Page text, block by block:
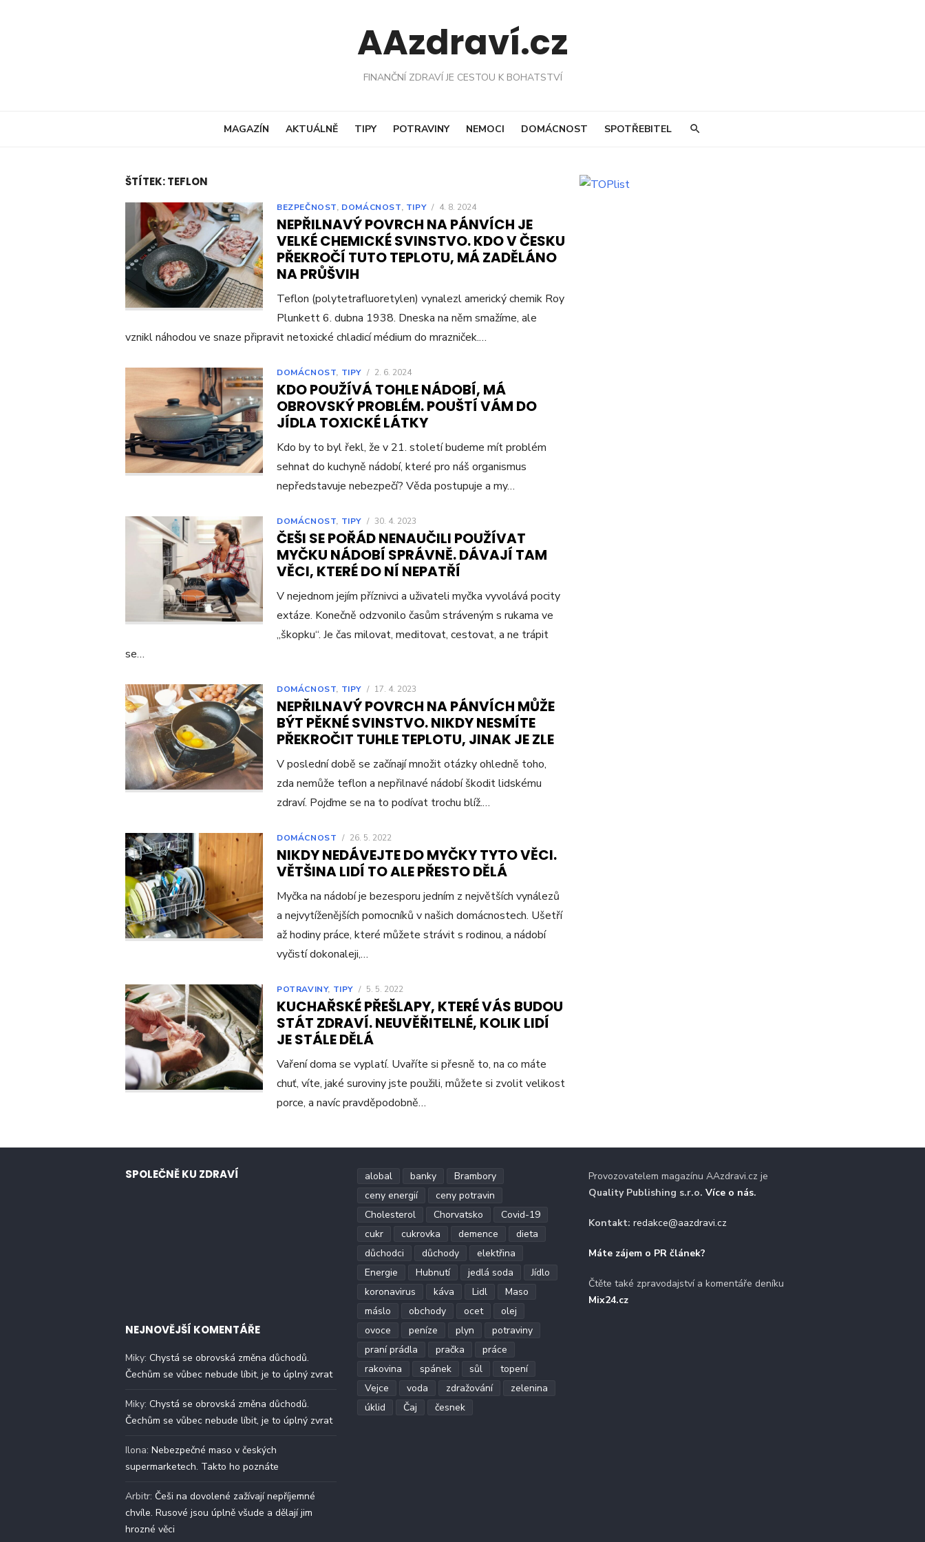
AAzdraví.cz
FINANČNÍ ZDRAVÍ JE CESTOU K BOHATSTVÍ
MAGAZÍN AKTUÁLNĚ TIPY POTRAVINY NEMOCI DOMÁCNOST SPOTŘEBITEL
ŠTÍTEK:TEFLON
BEZPEČNOST, DOMÁCNOST, TIPY / 4. 8. 2024
NEPŘILNAVÝ POVRCH NA PÁNVÍCH JE
VELKÉ CHEMICKÉ SVINSTVO. KDO V ČESKU
PŘEKROČÍ TUTO TEPLOTU, MÁ ZADĚLÁNO
NA PRŮŠVIH
Teflon (polytetrafluoretylen) vynalezl americký chemik Roy
Plunkett 6. dubna 1938. Dneska na něm smažíme, ale
vznikl náhodou ve snaze připravit netoxické chladicí médium do mrazniček.…
DOMÁCNOST, TIPY / 2. 6. 2024
KDO POUŽÍVÁ TOHLE NÁDOBÍ, MÁ
OBROVSKÝ PROBLÉM. POUŠTÍ VÁM DO
JÍDLA TOXICKÉ LÁTKY
Kdo by to byl řekl, že v 21. století budeme mít problém
sehnat do kuchyně nádobí, které pro náš organismus
nepředstavuje nebezpečí? Věda postupuje a my…
DOMÁCNOST, TIPY / 30. 4. 2023
ČEŠI SE POŘÁD NENAUČILI POUŽÍVAT
MYČKU NÁDOBÍ SPRÁVNĚ. DÁVAJÍ TAM
VĚCI, KTERÉ DO NÍ NEPATŘÍ
V nejednom jejím příznivci a uživateli myčka vyvolává pocity
extáze. Konečně odzvonilo časům stráveným s rukama ve
„škopku“. Je čas milovat, meditovat, cestovat, a ne trápit
se…
DOMÁCNOST, TIPY / 17. 4. 2023
NEPŘILNAVÝ POVRCH NA PÁNVÍCH MŮŽE
BÝT PĚKNÉ SVINSTVO. NIKDY NESMÍTE
PŘEKROČIT TUHLE TEPLOTU, JINAK JE ZLE
V poslední době se začínají množit otázky ohledně toho,
zda nemůže teflon a nepřilnavé nádobí škodit lidskému
zdraví. Pojďme se na to podívat trochu blíž.…
DOMÁCNOST / 26. 5. 2022
NIKDY NEDÁVEJTE DO MYČKY TYTO VĚCI.
VĚTŠINA LIDÍ TO ALE PŘESTO DĚLÁ
Myčka na nádobí je bezesporu jedním z největších vynálezů
a nejvytíženějších pomocníků v našich domácnostech. Ušetří
až hodiny práce, které můžete strávit s rodinou, a nádobí
vyčistí dokonaleji,…
POTRAVINY, TIPY / 5. 5. 2022
KUCHAŘSKÉ PŘEŠLAPY, KTERÉ VÁS BUDOU
STÁT ZDRAVÍ. NEUVĚŘITELNÉ, KOLIK LIDÍ
JE STÁLE DĚLÁ
Vaření doma se vyplatí. Uvaříte si přesně to, na co máte
chuť, víte, jaké suroviny jste použili, můžete si zvolit velikost
porce, a navíc pravděpodobně…
SPOLEČNĚ KU ZDRAVÍ
NEJNOVĚJŠÍ KOMENTÁŘE
Miky: Chystá se obrovská změna důchodů.
Čechům se vůbec nebude líbit, je to úplný zvrat
Miky: Chystá se obrovská změna důchodů.
Čechům se vůbec nebude líbit, je to úplný zvrat
Ilona: Nebezpečné maso v českých
supermarketech. Takto ho poznáte
Arbitr: Češi na dovolené zažívají nepříjemné
chvíle. Rusové jsou úplně všude a dělají jim
hrozné věci
alobal banky
Brambory
ceny energií
ceny potravin
Cholesterol
Chorvatsko
Covid-19
cukr
cukrovka demence
dieta
důchodci
důchody
elektřina
Energie
Hubnutí jedlá soda
Jídlo
koronavirus
káva Lidl
Maso
máslo
obchody ocet
olej
ovoce
peníze plyn
potraviny
praní prádla
pračka
práce
rakovina
spánek sůl
topení
Vejce
voda zdražování
zelenina
úklid
Čaj česnek
Provozovatelem magazínu AAzdravi.cz je
Quality Publishing s.r.o.Více o nás.
Kontakt: redakce@aazdravi.cz
Máte zájem o PR článek?
Čtěte také zpravodajství a komentáře deníku
Mix24.cz